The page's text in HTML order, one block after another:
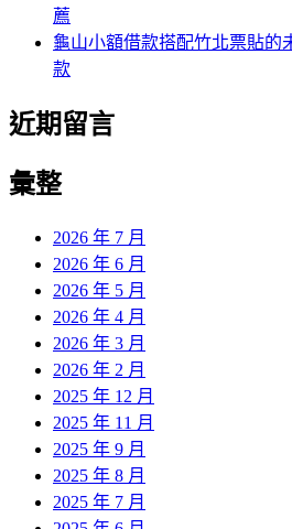
薦
龜山小額借款搭配竹北票貼的
款
近期留言
彙整
2026 年 7 月
2026 年 6 月
2026 年 5 月
2026 年 4 月
2026 年 3 月
2026 年 2 月
2025 年 12 月
2025 年 11 月
2025 年 9 月
2025 年 8 月
2025 年 7 月